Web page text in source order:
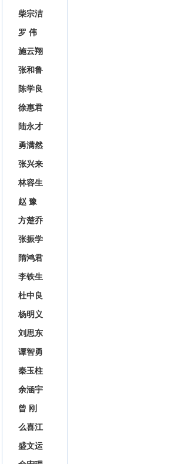
柴宗洁
罗 伟
施云翔
张和鲁
陈学良
徐惠君
陆永才
勇满然
张兴来
林容生
赵 豫
方楚乔
张振学
隋鸿君
李铁生
杜中良
杨明义
刘思东
谭智勇
秦玉柱
余涵宇
曾 刚
么喜江
盛文运